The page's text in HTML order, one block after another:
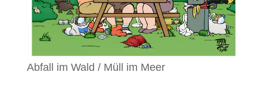
Abfall im Wald / Müll im Meer